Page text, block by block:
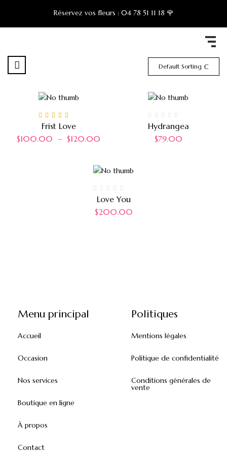
Réservez vos fleurs : 04 78 51 11 18 🌹
Default Sorting
Note5.00sur 5
Frist Love
$100.00 – $120.00
Hydrangea
$79.00
Love You
$200.00
Menu principal
Accueil
Occasion
Nos services
Boutique en ligne
À propos
Contact
Politiques
Mentions légales
Politique de confidentialité
Conditions générales de
vente